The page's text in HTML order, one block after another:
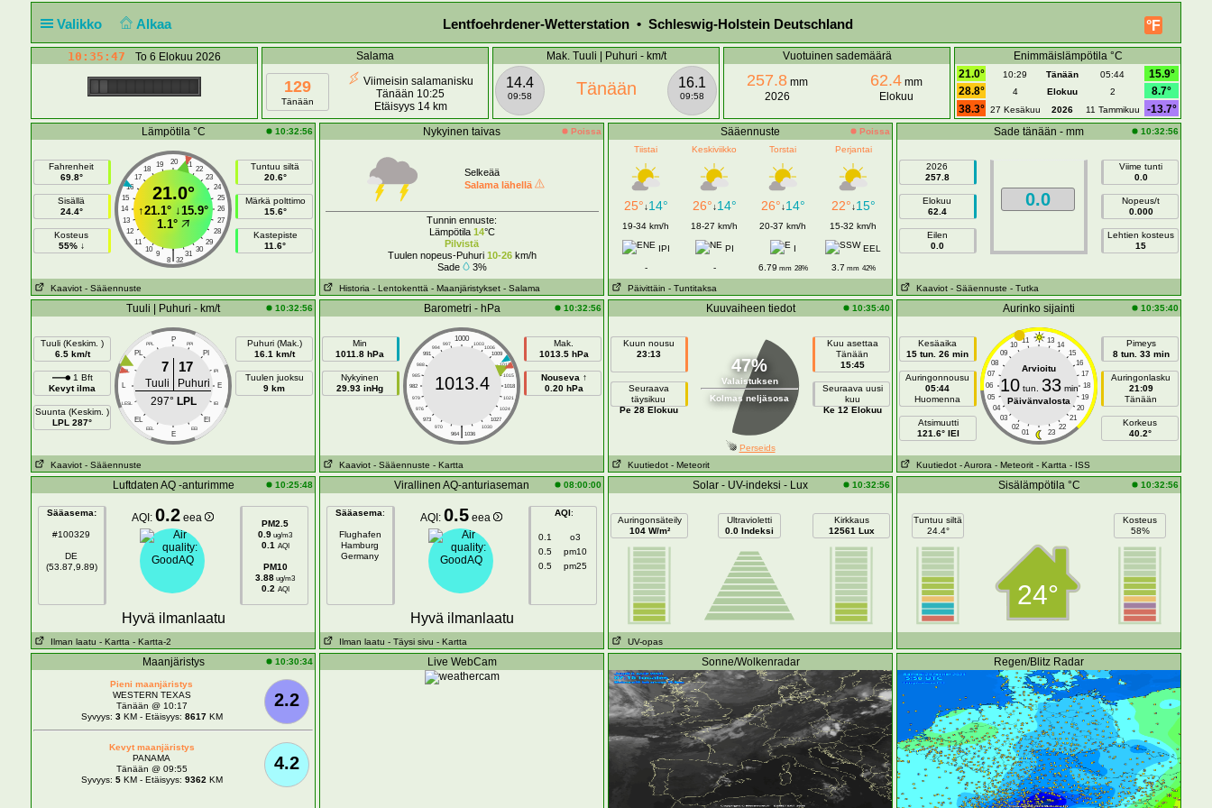
Valikko Alkaa °F
Lentfoehrdener-Wetterstation • Schleswig-Holstein Deutschland
10:35:47 To 6 Elokuu 2026 Salama
129
Tänään
Viimeisin salamanisku
Tänään 10:25
Etäisyys 14 km
Mak. Tuuli | Puhuri - km/t
14.4
09:58
16.1
09:58
Tänään
Vuotuinen sademäärä
257.8 mm
2026
62.4 mm
Elokuu
Enimmäislämpötila °C
21.0°
10:29 Tänään 05:44
15.9°
28.8°
4 Elokuu 2
8.7°
38.3° 27 Kesäkuu 2026 11 Tammikuu
-13.7°
Lämpötila °C
10:32:56
Fahrenheit
69.8°
Sisällä
24.4°
Kosteus
55% ↓
20
19 21
18
22
17
23
16
24
15
25
14
26
13
27
12
28
11
29
10
30
9 31
|
8 32
21.0°
↑21.1° ↓15.9°
1.1°
Tuntuu siltä
20.6°
Märkä polttimo
15.6°
Kastepiste
11.6°
Kaaviot - Sääennuste
Nykyinen taivas Poissa
Selkeää
Salama lähellä
Tunnin ennuste:
Lämpötila 14°C
Pilvistä
Tuulen nopeus-Puhuri 10-26km/h
Sade
3%
Historia - Lentokenttä - Maanjäristykset - Salama
Sääennuste
Poissa
Tiistai
Keskiviikko Torstai Perjantai
25°↓14° 26°↓14° 26°↓14° 22°↓15°
19-34 km/h 18-27 km/h 20-37 km/h 15-32 km/h
IPI PI I
EEL
-
- 6.79 mm 28% 3.7 mm 42%
Päivittäin - Tuntitaksa
Sade tänään - mm 10:32:56
2026
257.8
Elokuu
62.4
Eilen
0.0
0.0
Viime tunti
0.0
Nopeus/t
0.000
Lehtien kosteus
15
Kaaviot - Sääennuste - Tutka
Tuuli | Puhuri - km/t 10:32:56
Tuuli (Keskim. )
6.5 km/t
1 Bft
Kevyt ilma
Suunta (Keskim. )
LPL 287°
P
PPL PPI
PL PI
LPL IPI
L E
LESL IEI
EL EI
EEL EEI
E
7 17
Tuuli
Puhuri
297° LPL
Puhuri (Mak.)
16.1 km/t
Tuulen juoksu
9 km
Kaaviot - Sääennuste
Barometri - hPa 10:32:56
Min
1011.8 hPa
Nykyinen
29.93 inHg
1000
997 1003
994
1006
991
1009
988
1012
985
1015
982
1018
979
1021
976
1024
973
1027
970
1030
|
964 1036
1013.4
Mak.
1013.5 hPa
Nouseva ↑
0.20 hPa
Kaaviot - Sääennuste - Kartta
Kuuvaiheen tiedot 10:35:40
Kuun nousu
23:13
Seuraava
täysikuu
Pe 28 Elokuu
47%
Valaistuksen
Kolmas neljäsosa
Kuu asettaa
Tänään
15:45
Seuraava uusi
kuu
Ke 12 Elokuu
Perseids
Kuutiedot - Meteorit
Aurinko sijainti 10:35:40
Kesäaika
15 tun. 26 min
Auringonnousu
05:44
Huomenna
Atsimuutti
121.6° IEI
11 13
10
14
09
15
08
16
07
17
06
18
05
19
04
20
03
21
02
22
01 23
Arvioitu
10tun. 33min
Päivänvalosta
Pimeys
8 tun. 33 min
Auringonlasku
21:09
Tänään
Korkeus
40.2°
Kuutiedot - Aurora - Meteorit - Kartta - ISS
Luftdaten AQ -anturimme 10:25:48
Sääasema:
#100329
DE
(53.87,9.89)
AQI: 0.2 eea
PM2.5
0.9 ug/m3
0.1 AQI
PM10
3.88 ug/m3
0.2 AQI
Hyvä ilmanlaatu
Ilman laatu - Kartta - Kartta-2
Virallinen AQ-anturiaseman 08:00:00
Sääasema:
Flughafen
Hamburg
Germany
AQI: 0.5 eea AQI:
0.1
o3
0.5
pm10
0.5
pm25
Hyvä ilmanlaatu
Ilman laatu - Täysi sivu - Kartta
Solar - UV-indeksi - Lux 10:32:56
Auringonsäteily
104 W/m²
Ultravioletti
0.0 Indeksi
Kirkkaus
12561 Lux
UV-opas
Sisälämpötila °C 10:32:56
Tuntuu siltä
24.4°
24°
Kosteus
58%
Maanjäristys 10:30:34
2.2
Pieni maanjäristys
WESTERN TEXAS
Tänään @ 10:17
Syvyys: 3KM - Etäisyys: 8617KM
4.2
Kevyt maanjäristys
PANAMA
Tänään @ 09:55
Syvyys: 5KM - Etäisyys: 9362 KM
Live WebCam Sonne/Wolkenradar Regen/Blitz Radar